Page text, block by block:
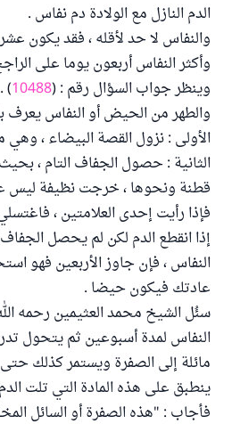
الدم النازل مع الولادة دم نفاس .
والنفاس لا حد لأقله ، فقد يكون
وأكثر النفاس أربعون يوما على
وينظر جواب السؤال رقم : (10488
) .
والطهر من الحيض أو النفاس يعرف
الأولى : نزول القصة البيضاء ،
الثانية : حصول الجفاف التام ،
قطنة ونحوها ، خرجت نظيفة ليس
فإذا رأيت إحدى العلامتين ،
إذا انقطع الدم لكن لم يحصل الجفاف
النفاس ، فإن جاوز الأربعين فهو
عادتك فيكون حيضا .
سئُل الشيخ محمد العثيمين رحمه
النفاس لمدة أسبوعين ثم يتحول
مائلة إلى الصفرة ويستمر كذلك حتى
ينطبق على هذه المادة التي تلت
فأجاب : "هذه الصفرة أو السائل